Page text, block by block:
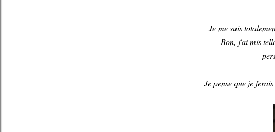
Je me suis
Bon, j'ai mis
Je pense que je